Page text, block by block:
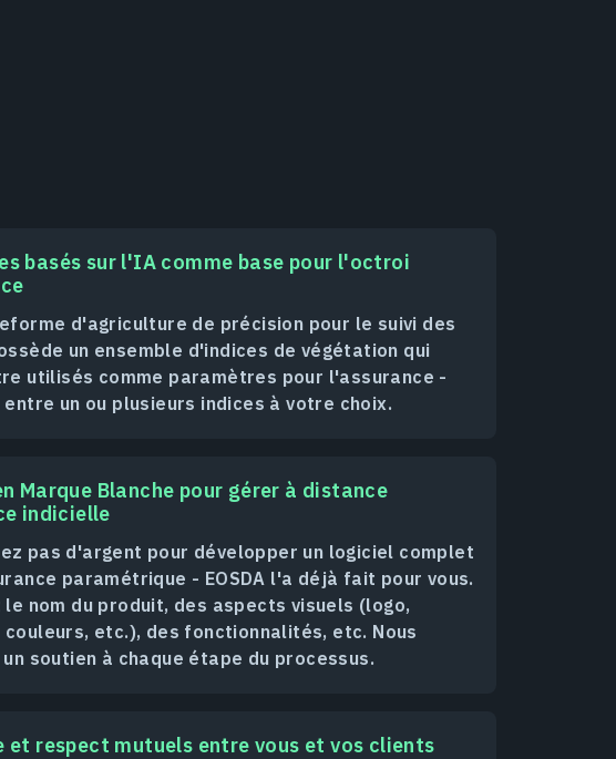
basés sur l'IA comme base pour l'octroi
d'agriculture de précision pour le suivi des
un ensemble d'indices de végétation qui
utilisés comme paramètres pour l'assurance -
un ou plusieurs indices à votre choix.
Marque Blanche pour gérer à distance
indicielle
pas d'argent pour développer un logiciel complet
paramétrique - EOSDA l'a déjà fait pour vous.
le nom du produit, des aspects visuels (logo,
couleurs, etc.), des fonctionnalités, etc. Nous
soutien à chaque étape du processus.
et respect mutuels entre vous et vos clients